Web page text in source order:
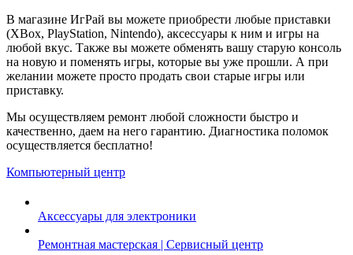
В магазине ИгРай вы можете приобрести любые приставки
(XBox, PlayStation, Nintendo), аксессуары к ним и игры на
любой вкус. Также вы можете обменять вашу старую консоль
на новую и поменять игры, которые вы уже прошли. А при
желании можете просто продать свои старые игры или
приставку.
Мы осуществляем ремонт любой сложности быстро и
качественно, даем на него гарантию. Диагностика поломок
осуществляется бесплатно!
Компьютерный центр
Аксессуары для электроники
Ремонтная мастерская | Сервисный центр